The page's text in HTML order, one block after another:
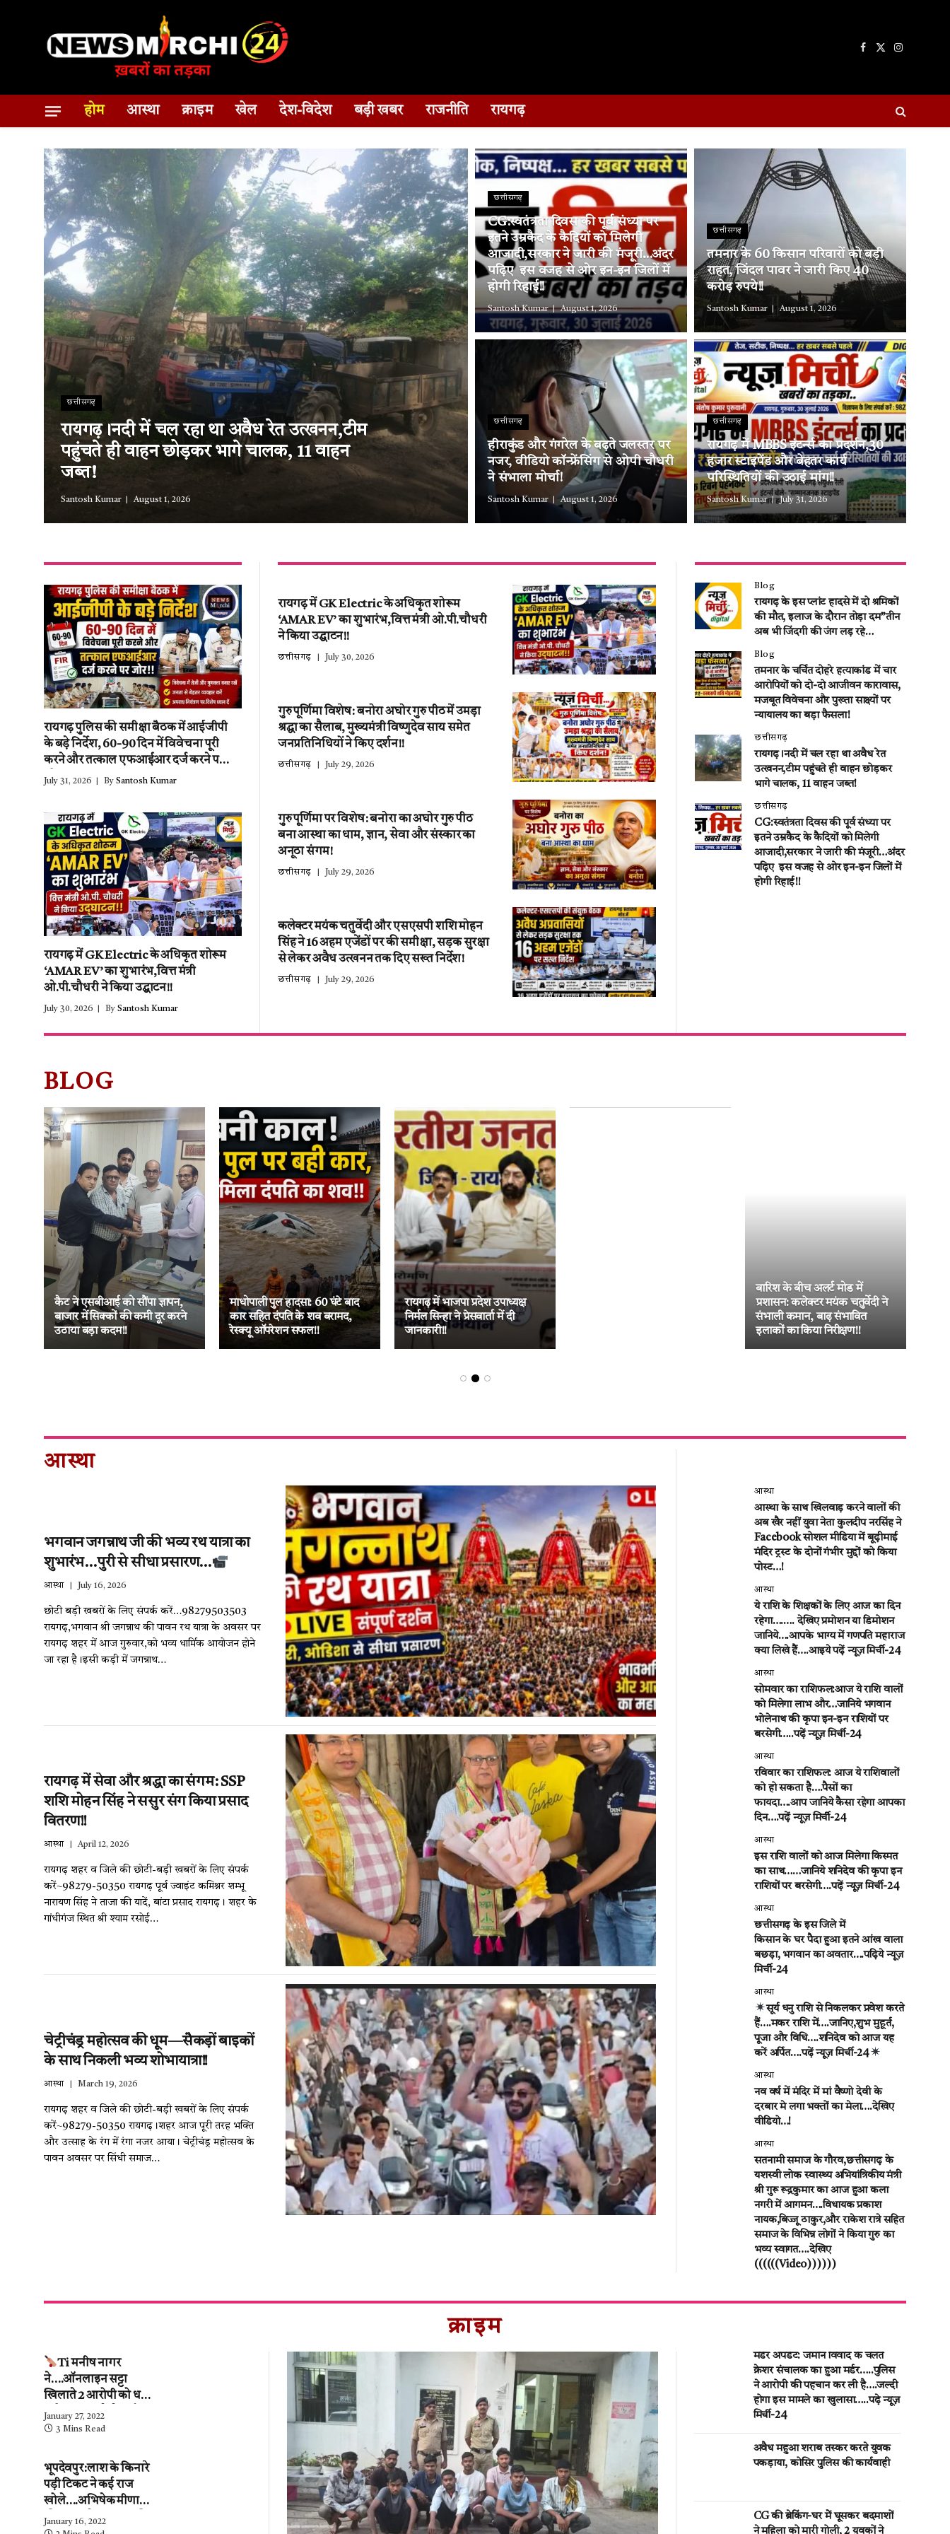
Facebook
X
Instagram
होम आस्था क्राइम खेल देश-विदेश बड़ी खबर राजनीति रायगढ़
छत्तीसगढ़
रायगढ़।नदी में चल रहा था अवैध रेत उत्खनन,टीम
पहुंचते ही वाहन छोड़कर भागे चालक, 11 वाहन
जब्त!
Santosh Kumar August 1, 2026
छत्तीसगढ़
CG:स्वतंत्रता दिवस की पूर्व संध्या पर
इतने उम्रकैद के कैदियों को मिलेगी
आजादी,सरकार ने जारी की मंजूरी…अंदर
पढ़िए इस वजह से ओर इन-इन जिलों में
होगी रिहाई!!
Santosh Kumar August 1, 2026
छत्तीसगढ़
हीराकुंड और गंगरेल के बढ़ते जलस्तर पर
नजर, वीडियो कॉन्फ्रेंसिंग से ओपी चौधरी
ने संभाला मोर्चा!
Santosh Kumar August 1, 2026
छत्तीसगढ़
तमनार के 60 किसान परिवारों को बड़ी
राहत, जिंदल पावर ने जारी किए 40
करोड़ रुपये!!
Santosh Kumar August 1, 2026
छत्तीसगढ़
रायगढ़ में MBBS इंटर्न्स का प्रदर्शन,30
हजार स्टाइपेंड और बेहतर कार्य
परिस्थितियों की उठाई मांग!!
Santosh Kumar July 31, 2026
रायगढ़ पुलिस की समीक्षा बैठक में आईजीपी
के बड़े निर्देश, 60-90 दिन में विवेचना पूरी
करने और तत्काल एफआईआर दर्ज करने पर
जोर!!
July 31, 2026 By Santosh Kumar
रायगढ़ में GK Electric के अधिकृत शोरूम
‘AMAR EV’ का शुभारंभ,वित्त मंत्री
ओ.पी.चौधरी ने किया उद्घाटन!!
July 30, 2026 By Santosh Kumar
रायगढ़ में GK Electric के अधिकृत शोरूम
‘AMAR EV’ का शुभारंभ,वित्त मंत्री ओ.पी.चौधरी
ने किया उद्घाटन!!
छत्तीसगढ़ July 30, 2026
गुरु पूर्णिमा विशेष: बनोरा अघोर गुरु पीठ में उमड़ा
श्रद्धा का सैलाब, मुख्यमंत्री विष्णुदेव साय समेत
जनप्रतिनिधियों ने किए दर्शन!!
छत्तीसगढ़ July 29, 2026
गुरु पूर्णिमा पर विशेष: बनोरा का अघोर गुरु पीठ
बना आस्था का धाम, ज्ञान, सेवा और संस्कार का
अनूठा संगम!
छत्तीसगढ़ July 29, 2026
कलेक्टर मयंक चतुर्वेदी और एसएसपी शशि मोहन
सिंह ने 16 अहम एजेंडों पर की समीक्षा, सड़क सुरक्षा
से लेकर अवैध उत्खनन तक दिए सख्त निर्देश!
छत्तीसगढ़ July 29, 2026
Blog
रायगढ़ के इस प्लांट हादसे में दो श्रमिकों
की मौत, इलाज के दौरान तोड़ा दम”तीन
अब भी जिंदगी की जंग लड़ रहे…
Blog
तमनार के चर्चित दोहरे हत्याकांड में चार
आरोपियों को दो-दो आजीवन कारावास,
मजबूत विवेचना और पुख्ता साक्ष्यों पर
न्यायालय का बड़ा फैसला!
छत्तीसगढ़
रायगढ़।नदी में चल रहा था अवैध रेत
उत्खनन,टीम पहुंचते ही वाहन छोड़कर
भागे चालक, 11 वाहन जब्त!
छत्तीसगढ़
CG:स्वतंत्रता दिवस की पूर्व संध्या पर
इतने उम्रकैद के कैदियों को मिलेगी
आजादी,सरकार ने जारी की मंजूरी…अंदर
पढ़िए इस वजह से ओर इन-इन जिलों में
होगी रिहाई!!
BLOG
कैट ने एसबीआई को सौंपा ज्ञापन,
बाजार में सिक्कों की कमी दूर करने
उठाया बड़ा कदम!!
माधोपाली पुल हादसा: 60 घंटे बाद
कार सहित दंपति के शव बरामद,
रेस्क्यू ऑपरेशन सफल!!
रायगढ़ में भाजपा प्रदेश उपाध्यक्ष
निर्मल सिन्हा ने प्रेसवार्ता में दी
जानकारी!!
बारिश के बीच अलर्ट मोड में
प्रशासन: कलेक्टर मयंक चतुर्वेदी ने
संभाली कमान, बाढ़ संभावित
इलाकों का किया निरीक्षण!!
आस्था
भगवान जगन्नाथ जी की भव्य रथ यात्रा का
शुभारंभ…पुरी से सीधा प्रसारण…
आस्था July 16, 2026
छोटी बड़ी खबरों के लिए संपर्क करें…98279503503
रायगढ़,भगवान श्री जगन्नाथ की पावन रथ यात्रा के अवसर पर
रायगढ़ शहर में आज गुरुवार,को भव्य धार्मिक आयोजन होने
जा रहा है।इसी कड़ी में जगन्नाथ…
रायगढ़ में सेवा और श्रद्धा का संगम: SSP
शशि मोहन सिंह ने ससुर संग किया प्रसाद
वितरण!!
आस्था April 12, 2026
रायगढ़ शहर व जिले की छोटी-बड़ी खबरों के लिए संपर्क
करें~98279-50350 रायगढ़ पूर्व ज्वाइंट कमिश्नर शम्भू
नारायण सिंह ने ताजा की यादें, बांटा प्रसाद रायगढ़। शहर के
गांधीगंज स्थित श्री श्याम रसोई…
चेट्रीचंड्र महोत्सव की धूम—सैकड़ों बाइकों
के साथ निकली भव्य शोभायात्रा!!
आस्था March 19, 2026
रायगढ़ शहर व जिले की छोटी-बड़ी खबरों के लिए संपर्क
करें~98279-50350 रायगढ़।शहर आज पूरी तरह भक्ति
और उत्साह के रंग में रंगा नजर आया। चेट्रीचंड्र महोत्सव के
पावन अवसर पर सिंधी समाज…
आस्था
आस्था के साथ खिलवाड़ करने वालों की
अब खैर नहीं युवा नेता कुलदीप नरसिंह ने
Facebook सोशल मीडिया में बूढ़ीमाई
मंदिर ट्रस्ट के दोनों गंभीर मुद्दों को किया
पोस्ट…!
आस्था
ये राशि के शिक्षकों के लिए आज का दिन
रहेगा….…. देखिए प्रमोशन या डिमोशन
जानिये….आपके भाग्य में गणपति महाराज
क्या लिखे हैं….आइये पढ़ें न्यूज़ मिर्ची-24
आस्था
सोमवार का राशिफल:आज ये राशि वालों
को मिलेगा लाभ और…जानिये भगवान
भोलेनाथ की कृपा इन-इन राशियों पर
बरसेगी…..पढ़ें न्यूज़ मिर्ची-24
आस्था
रविवार का राशिफल: आज ये राशिवालों
को हो सकता है….पैसों का
फायदा….आप जानिये कैसा रहेगा आपका
दिन….पढ़ें न्यूज़ मिर्ची-24
आस्था
इस राशि वालों को आज मिलेगा किस्मत
का साथ……जानिये शनिदेव की कृपा इन
राशियों पर बरसेगी….पढ़ें न्यूज़ मिर्ची-24
आस्था
छत्तीसगढ़ के इस जिले में
किसान के घर पैदा हुआ इतने आंख वाला
बछड़ा, भगवान का अवतार….पढ़िये न्यूज़
मिर्ची-24
आस्था
सूर्य धनु राशि से निकलकर प्रवेश करते
हैं….मकर राशि में….जानिए,शुभ मुहूर्त,
पूजा और विधि….शनिदेव को आज यह
करें अर्पित….पढ़ें न्यूज़ मिर्ची-24
आस्था
नव वर्ष में मंदिर में मां वैष्णो देवी के
दरबार मे लगा भक्तों का मेला….देखिए
वीडियो…!
आस्था
सतनामी समाज के गौरव,छत्तीसगढ़ के
यशस्वी लोक स्वास्थ्य अभियांत्रिकीय मंत्री
श्री गुरू रूद्रकुमार का आज हुआ कला
नगरी में आगमन….विधायक प्रकाश
नायक,बिज्जू ठाकुर,और राकेश रात्रे सहित
समाज के विभिन्न लोगों ने किया गुरु का
भव्य स्वागत….देखिए
((((((Video))))))
क्राइम
Ti मनीष नागर
ने….ऑनलाइन सट्टा
खिलाते 2 आरोपी को धर
दबोचा….कब्जे से ढाई
लाख के हिसाब-किताब
January 27, 2022
3 Mins Read
भूपदेवपुर:लाश के किनारे
पड़ी टिकट ने कई राज
खोले….अभिषेक मीणा
की पुलिस ने…महिला की
January 16, 2022
मर्डर अपडेट: जमीन विवाद के चलते
क्रेशर संचालक का हुआ मर्डर…..पुलिस
ने आरोपी की पहचान कर ली है….जल्दी
होगा इस मामले का खुलासा…..पढ़े न्यूज़
मिर्ची-24
अवैध महुआ शराब तस्कर करते युवक
पकड़ाया, कोसिर पुलिस की कार्यवाही
CG की ब्रेकिंग-घर मेें घूसकर बदमाशों
ने महिला को मारी गोली, 2 युवकों ने